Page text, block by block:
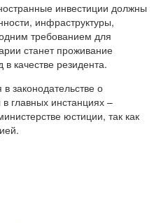
инвестиции должны
инфраструктуры,
требованием для
станет проживание
в качестве резидента.
законодательстве о
главных инстанциях –
юстиции, так как